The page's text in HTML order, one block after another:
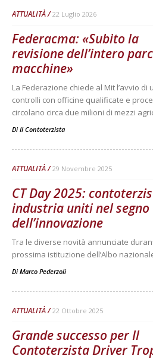
ATTUALITÀ 22 Luglio 2026
Federacma: «Subito la
revisione dell’intero
macchine»
La Federazione chiede al Mit l’avvio
controlli con officine qualificate e
circolano circa due milioni di mezzi
Di Il Contoterzista
ATTUALITÀ 29 Novembre 2025
CT Day 2025:
industria uniti nel segno
dell’innovazione
Tra le diverse novità annunciate
prossima istituzione dell’Albo
Di Marco Pederzoli
ATTUALITÀ 22 Ottobre 2025
Grande successo per Il
Contoterzista Driver